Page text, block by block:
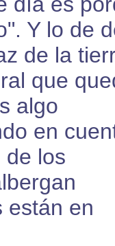
Y lo de
de la
que
algo
en
de los
están en